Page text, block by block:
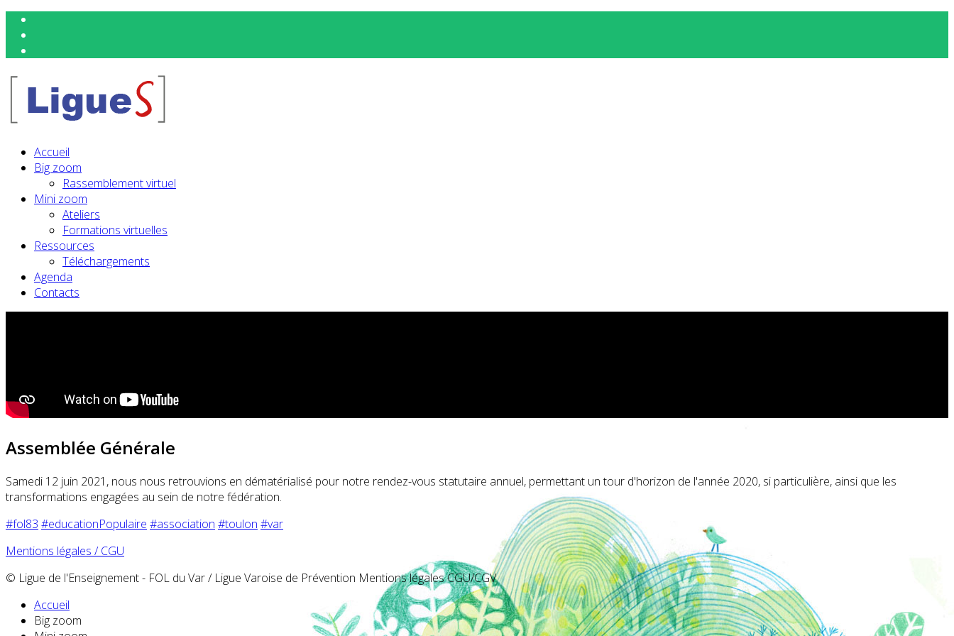
Accueil
Big zoom
Rassemblement virtuel
Mini zoom
Ateliers
Formations virtuelles
Ressources
Téléchargements
Agenda
Contacts
Assemblée Générale
Samedi 12 juin 2021, nous nous retrouvions en dématérialisé pour notre rendez-vous statutaire annuel, permettant un tour d'horizon de l'année 2020, si particulière, ainsi que les
transformations engagées au sein de notre fédération.
#fol83 #educationPopulaire #association #toulon #var
Mentions légales / CGU
© Ligue de l'Enseignement - FOL du Var / Ligue Varoise de Prévention Mentions légales CGU/CGV
Accueil
Big zoom